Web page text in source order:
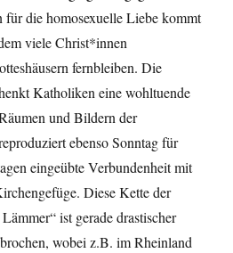
für die homosexuelle Liebe kommt
viele Christ*innen
fernbleiben. Die
Katholiken eine wohltuende
und Bildern der
ebenso Sonntag für
eingeübte Verbundenheit mit
Diese Kette der
ist gerade drastischer
wobei z.B. im Rheinland